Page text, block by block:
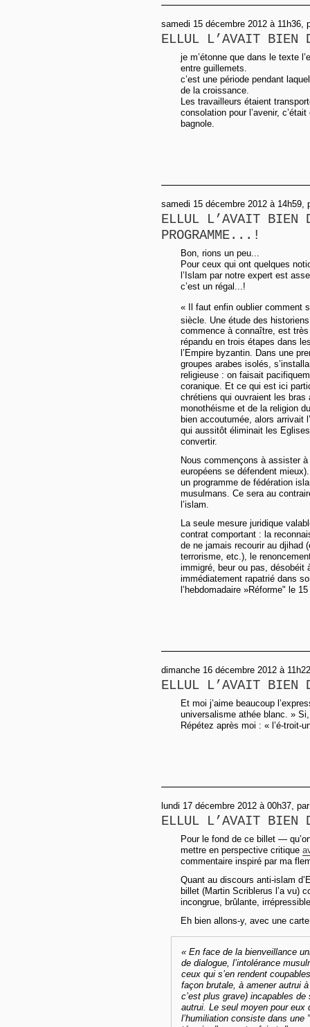
samedi 15 décembre 2012 à 11h36,
ELLUL L’AVAIT
je m’étonne que dans le texte
entre guillemets.
c’est une période pendant
de la croissance.
Les travailleurs étaient
consolation pour l’avenir,
bagnole.
samedi 15 décembre 2012 à 14h59,
ELLUL L’AVAIT BIEN
PROGRAMME...!
Bon, rions un peu...
Pour ceux qui ont quelques
l’Islam par notre expert est
c’est un régal...!
« Il faut enfin oublier comment
siècle. Une étude des
commence à connaître, est
répandu en trois étapes dans
l’Empire byzantin. Dans une
groupes arabes isolés,
religieuse : on faisait
coranique. Et ce qui est ici
chrétiens qui ouvraient les bras
monothéisme et de la religion
bien accoutumée, alors arrivait
qui aussitôt éliminait les
convertir.
Nous commençons à assister
européens se défendent
un programme de fédération
musulmans. Ce sera au
l’islam.
La seule mesure juridique
contrat comportant : la
de ne jamais recourir au djihad
terrorisme, etc.), le
immigré, beur ou pas, désobéit
immédiatement rapatrié dans
l’hebdomadaire »Réforme" le
dimanche 16 décembre 2012 à
ELLUL L’AVAIT
Et moi j’aime beaucoup
universalisme athée blanc. »
Répétez après moi : « l’é-troit-
lundi 17 décembre 2012 à 00h37,
ELLUL L’AVAIT
Pour le fond de ce billet —
mettre en perspective critique
commentaire inspiré par ma
Quant au discours anti-islam
billet (Martin Scriblerus l’a vu)
incongrue, brûlante,
Eh bien allons-y, avec une
« En face de la bienveillance
de dialogue, l’intolérance
ceux qui s’en rendent
façon brutale, à amener autrui
c’est plus grave) incapables de
autrui. Le seul moyen pour eux
l’humiliation consiste dans une